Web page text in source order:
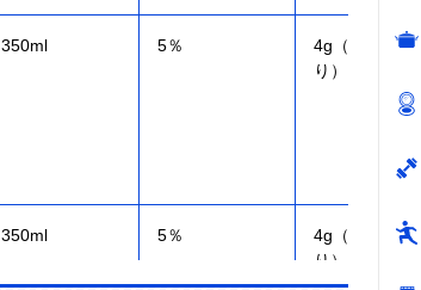
350ml 5％
4g（100mlあた
り）
350ml 5％
4g（100mlあた
り）